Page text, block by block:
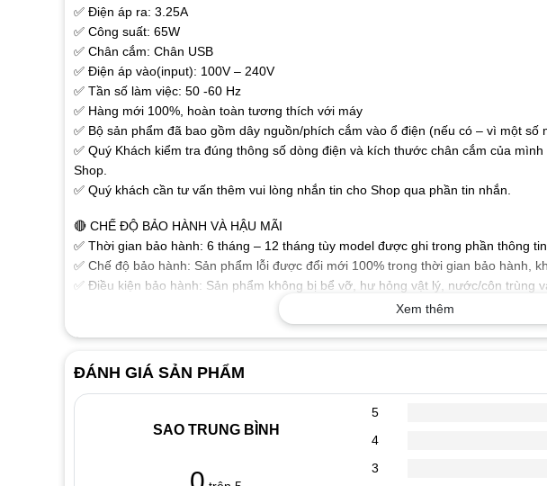
✅ Điện áp ra: 3.25A
✅ Công suất: 65W
✅ Chân cắm: Chân USB
✅ Điện áp vào(input): 100V – 240V
✅ Tần số làm việc: 50 -60 Hz
✅ Hàng mới 100%, hoàn toàn tương thích với máy
✅ Bộ sản phẩm đã bao gồm dây nguồn/phích cắm vào ổ điện (nếu có – vì một số
✅ Quý Khách kiểm tra đúng thông số dòng điện và kích thước chân cắm của
Shop.
✅ Quý khách cần tư vấn thêm vui lòng nhắn tin cho Shop qua phần tin nhắn.
🔴 CHẾ ĐỘ BẢO HÀNH VÀ HẬU MÃI
✅ Thời gian bảo hành: 6 tháng – 12 tháng tùy model được ghi trong phần thông
✅ Chế độ bảo hành: Sản phẩm lỗi được đổi mới 100% trong thời gian bảo hành,
✅ Điều kiện bảo hành: Sản phẩm không bị bể vỡ, hư hỏng vật lý, nước/côn trùng
🔴 MỘT SỐ THÔNG TIN THAM KHẢO VỀ SẠC LAPTOP
✅ Sạc dành cho Laptop chất lượng cao đảm bảo các thông số kỹ thuật mà máy
ổn định chuẩn dòng cho Laptop của bạn làm việc tốt nhất.
✅ Sạc được sản xuất theo tiêu chuẩn cho chất lượng sạc tốt, dòng diện an toàn,
hưởng xấu đến thiết bị.
✅ Tính năng bảo vệ Laptop nếu điện áp không chính xác, đoản mạch hoặc quá
✅ Vật liệu cấu tạo tốt, độ bền cao với vỏ nhựa chắc chắn, chống oxi hóa, chống
sạc an toàn tuyệt đối, khả năng tỏa nhiệt tốt.
Xem thêm
ĐÁNH GIÁ SẢN PHẨM
SAO TRUNG BÌNH
5
4
3